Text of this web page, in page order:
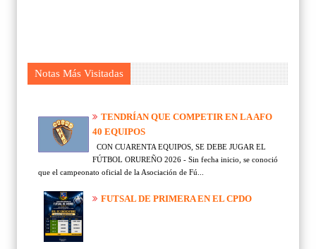
Notas Más Visitadas
TENDRÍAN QUE COMPETIR EN LA AFO
40 EQUIPOS
CON CUARENTA EQUIPOS, SE DEBE JUGAR EL
FÚTBOL ORUREÑO 2026 - Sin fecha inicio, se conoció
que el campeonato oficial de la Asociación de Fú...
FUTSAL DE PRIMERA EN EL CPDO